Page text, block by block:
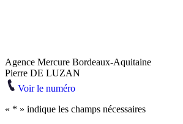
Agence Mercure Bordeaux-Aquitaine
Pierre DE LUZAN
Voir le numéro
« * » indique les champs nécessaires